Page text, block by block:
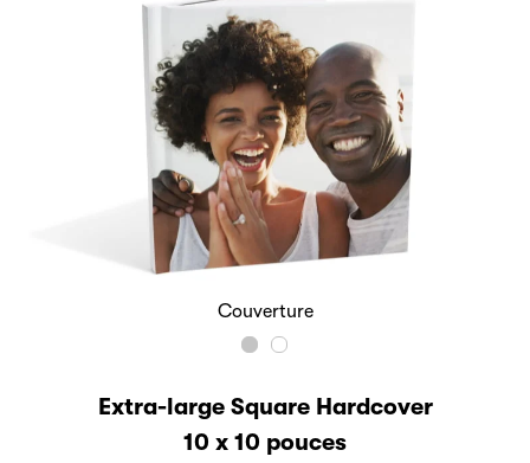
Couverture
Extra-large Square Hardcover
10 x 10 pouces